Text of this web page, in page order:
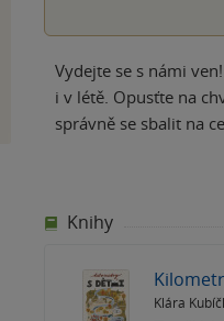
Vydejte se s námi
i v létě. Opusťte na
správně se sbalit na
Knihy
Klára